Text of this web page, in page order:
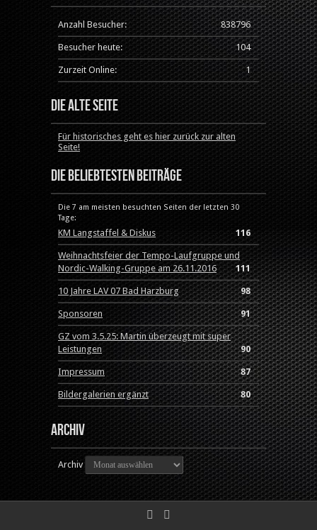
838796
Anzahl Besucher:
104
Besucher heute:
1
Zurzeit Online:
Die alte Seite
Für historisches geht es hier zurück zur alten
Seite!
Die beliebtesten Beiträge
Die 7 am meisten besuchten Seiten der letzten 30
Tage:
KM Langstaffel & Diskus 116
Weihnachtsfeier der Tempo-Laufgruppe und
Nordic-Walking-Gruppe am 26.11.2016
111
10 Jahre LAV 07 Bad Harzburg 98
Sponsoren 91
GZ vom 3.5.25: Martin überzeugt mit super
Leistungen
90
Impressum 87
Bildergalerien ergänzt 80
Archiv
Archiv